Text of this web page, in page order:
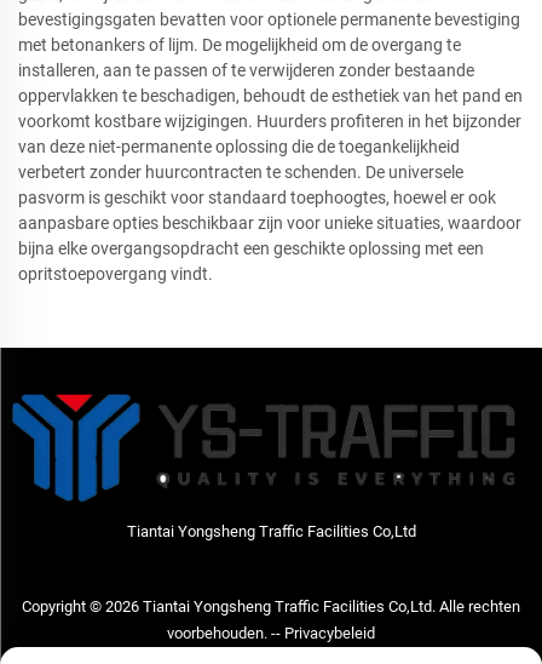
bevestigingsgaten bevatten voor optionele permanente bevestiging
met betonankers of lijm. De mogelijkheid om de overgang te
installeren, aan te passen of te verwijderen zonder bestaande
oppervlakken te beschadigen, behoudt de esthetiek van het pand en
voorkomt kostbare wijzigingen. Huurders profiteren in het bijzonder
van deze niet-permanente oplossing die de toegankelijkheid
verbetert zonder huurcontracten te schenden. De universele
pasvorm is geschikt voor standaard toephoogtes, hoewel er ook
aanpasbare opties beschikbaar zijn voor unieke situaties, waardoor
bijna elke overgangsopdracht een geschikte oplossing met een
opritstoepovergang vindt.
Tiantai Yongsheng Traffic Facilities Co,Ltd
Copyright © 2026 Tiantai Yongsheng Traffic Facilities Co,Ltd. Alle rechten
voorbehouden. -- Privacybeleid